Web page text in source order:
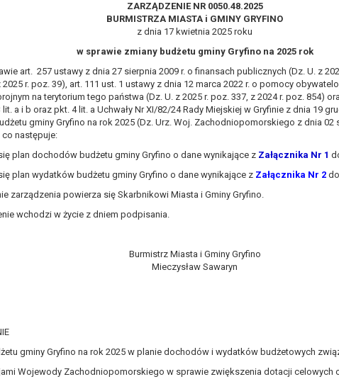
ZARZĄDZENIE NR 0050.48.2025
BURMISTRZA MIASTA i GMINY GRYFINO
z dnia 17 kwietnia 2025 roku
w sprawie zmiany budżetu gminy Gryfino na 2025 rok
art. 257 ustawy z dnia 27 sierpnia 2009 r. o finansach publicznych (Dz. U. z
2025 r. poz. 39), art. 111 ust. 1 ustawy z dnia 12 marca 2022 r. o pomocy
na terytorium tego państwa (Dz. U. z 2025 r. poz. 337, z 2024 r. poz. 854)
lit. a i b oraz pkt. 4 lit. a Uchwały Nr XI/82/24 Rady Miejskiej w Gryfinie z dnia 19
gminy Gryfino na rok 2025 (Dz. Urz. Woj. Zachodniopomorskiego z dnia 02
co następuje:
plan dochodów budżetu gminy Gryfino o dane wynikające z Załącznika Nr 1
plan wydatków budżetu gminy Gryfino o dane wynikające z Załącznika Nr 2
zarządzenia powierza się Skarbnikowi Miasta i Gminy Gryfino.
wchodzi w życie z dniem podpisania.
Burmistrz Miasta i Gminy Gryfino
Mieczysław Sawaryn
gminy Gryfino na rok 2025 w planie dochodów i wydatków budżetowych
Wojewody Zachodniopomorskiego w sprawie zwiększenia dotacji celowych
przepisami prawa w celu:
a w szczególności ustawy z dnia 8 marca 1990 r. o samorządzie
lub innej osoby fizycznej;
lub w ramach sprawowania władzy publicznej powierzonej
są wyłącznie na podstawie wcześniej udzielonej zgody w zakresie
w pkt. 3, dane osobowe mogą być udostępniane innym upoważnionym
administratora na podstawie zawartej z nim umowy powierzenia
niezbędny do realizacji celu dla jakiego zostały zebrane oraz zgodnie
zgody osoby, której dane dotyczą przetwarzanie odbywa się do
zawarcia i realizacji umowy przetwarzanie odbywa się przez okres
dla zabezpieczenia ewentualnych roszczeń, a w przypadku wyrażenia
od momentu pozyskania przechowywane są przez okres
i konieczności zachowania dokumentacji projektu do celów
osobowych przysługuje Pani/Panu:
ich kopii na podstawie art. 15 RODO;
art. 16 RODO,